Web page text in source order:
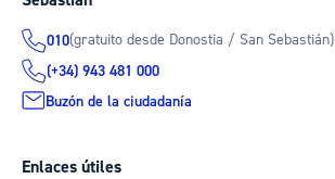
010(gratuito desde Donostia / San Sebastián)
(+34) 943 481 000
Buzón de la ciudadanía
Enlaces útiles